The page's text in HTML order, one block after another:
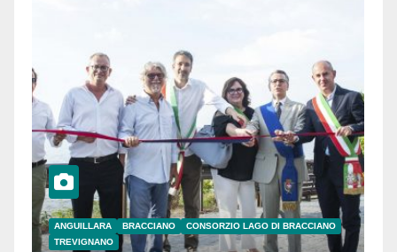
ANGUILLARA BRACCIANO
CONSORZIO LAGO DI BRACCIANO
TREVIGNANO